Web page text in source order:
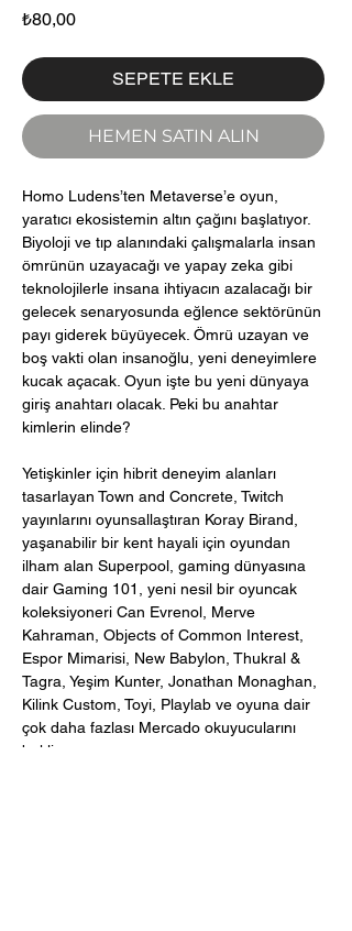
₺80,00Fiyat
SEPETE EKLE
HEMEN SATIN ALIN
Homo Ludens’ten Metaverse’e oyun,
yaratıcı ekosistemin altın çağını başlatıyor.
Biyoloji ve tıp alanındaki çalışmalarla insan
ömrünün uzayacağı ve yapay zeka gibi
teknolojilerle insana ihtiyacın azalacağı bir
gelecek senaryosunda eğlence sektörünün
payı giderek büyüyecek. Ömrü uzayan ve
boş vakti olan insanoğlu, yeni deneyimlere
kucak açacak. Oyun işte bu yeni dünyaya
giriş anahtarı olacak. Peki bu anahtar
kimlerin elinde?
Yetişkinler için hibrit deneyim alanları
tasarlayan Town and Concrete, Twitch
yayınlarını oyunsallaştıran Koray Birand,
yaşanabilir bir kent hayali için oyundan
ilham alan Superpool, gaming dünyasına
dair Gaming 101, yeni nesil bir oyuncak
koleksiyoneri Can Evrenol, Merve
Kahraman, Objects of Common Interest,
Espor Mimarisi, New Babylon, Thukral &
Tagra, Yeşim Kunter, Jonathan Monaghan,
Kilink Custom, Toyi, Playlab ve oyuna dair
çok daha fazlası Mercado okuyucularını
bekliyor.